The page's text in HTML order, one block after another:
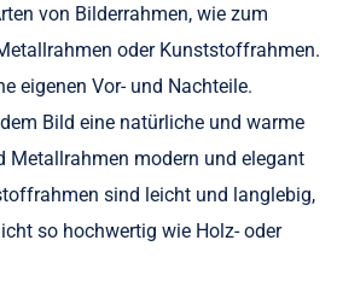
von Bilderrahmen, wie zum
oder Kunststoffrahmen.
eigenen Vor- und Nachteile.
Bild eine natürliche und warme
Metallrahmen modern und elegant
sind leicht und langlebig,
so hochwertig wie Holz- oder